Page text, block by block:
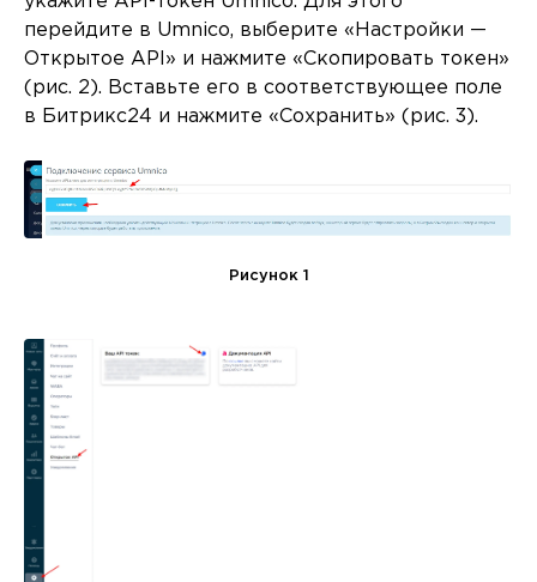
перейдите в Umnico, выберите «Настройки —
Открытое API» и нажмите «Скопировать токен»
(рис. 2). Вставьте его в соответствующее поле
в Битрикс24 и нажмите «Сохранить» (рис. 3).
Рисунок 1